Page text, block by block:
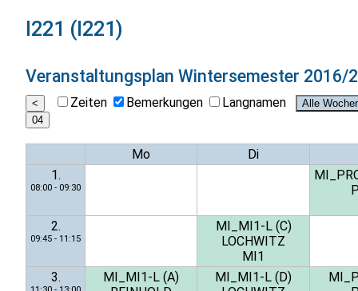
I221 (I221)
Veranstaltungsplan Wintersemester 2016/
Zeiten Bemerkungen Langnamen
Mo
Di
1.
08:00 - 09:30
2.
09:45 - 11:15
MI_MI1-L (C)
LOCHWITZ
MI1
3.
MI_MI1-L (A)
MI_MI1-L (D)